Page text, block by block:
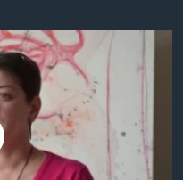
available